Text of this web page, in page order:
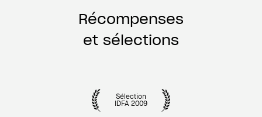
Récompenses
et sélections
Sélection
IDFA 2009